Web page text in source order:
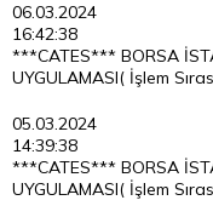
06.03.2024
16:42:38
***CATES*** BORSA
UYGULAMASI( İşlem
05.03.2024
14:39:38
***CATES*** BORSA
UYGULAMASI( İşlem